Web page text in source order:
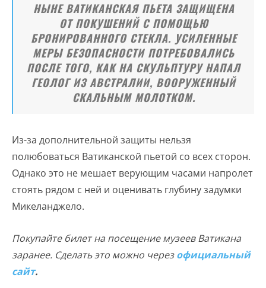
НЫНЕ ВАТИКАНСКАЯ ПЬЕТА ЗАЩИЩЕНА
ОТ ПОКУШЕНИЙ С ПОМОЩЬЮ
БРОНИРОВАННОГО СТЕКЛА. УСИЛЕННЫЕ
МЕРЫ БЕЗОПАСНОСТИ ПОТРЕБОВАЛИСЬ
ПОСЛЕ ТОГО, КАК НА СКУЛЬПТУРУ НАПАЛ
ГЕОЛОГ ИЗ АВСТРАЛИИ, ВООРУЖЕННЫЙ
СКАЛЬНЫМ МОЛОТКОМ.
Из-за дополнительной защиты нельзя
полюбоваться Ватиканской пьетой со всех сторон.
Однако это не мешает верующим часами напролет
стоять рядом с ней и оценивать глубину задумки
Микеланджело.
Покупайте билет на посещение музеев Ватикана
заранее. Сделать это можно черезофициальный
сайт.